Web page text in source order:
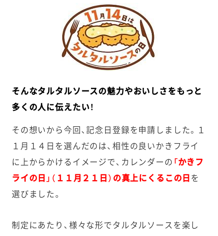
そんなタルタルソースの魅力やおいしさをもっと
多くの人に伝えたい！
その想いから今回、記念日登録を申請しました。１
１月１４日を選んだのは、相性の良いかきフライ
に上からかけるイメージで、カレンダーの 「かきフ
ライの日」（１１月２１日）の真上にくるこの日 を
選びました。
制定にあたり、様々な形でタルタルソースを楽し